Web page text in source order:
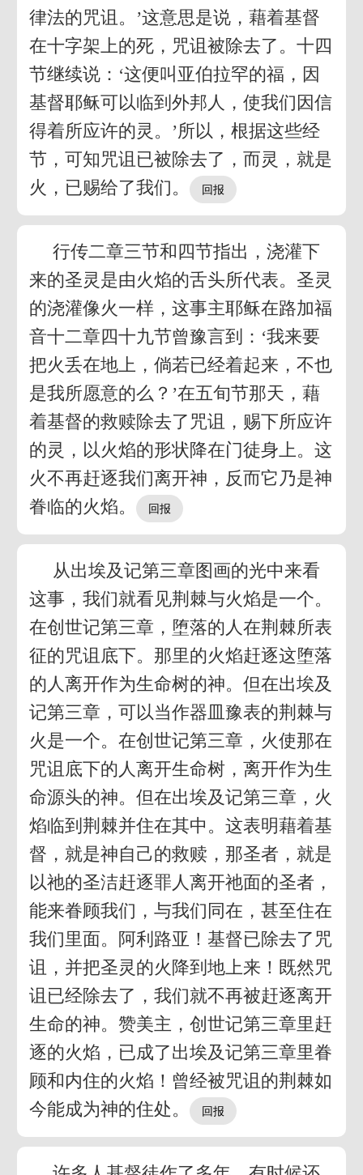
律法的咒诅。’这意思是说，藉着基督
在十字架上的死，咒诅被除去了。十四
节继续说：‘这便叫亚伯拉罕的福，因
基督耶稣可以临到外邦人，使我们因信
得着所应许的灵。’所以，根据这些经
节，可知咒诅已被除去了，而灵，就是
火，已赐给了我们。
行传二章三节和四节指出，浇灌下
来的圣灵是由火焰的舌头所代表。圣灵
的浇灌像火一样，这事主耶稣在路加福
音十二章四十九节曾豫言到：‘我来要
把火丢在地上，倘若已经着起来，不也
是我所愿意的么？’在五旬节那天，藉
着基督的救赎除去了咒诅，赐下所应许
的灵，以火焰的形状降在门徒身上。这
火不再赶逐我们离开神，反而它乃是神
眷临的火焰。
从出埃及记第三章图画的光中来看
这事，我们就看见荆棘与火焰是一个。
在创世记第三章，堕落的人在荆棘所表
征的咒诅底下。那里的火焰赶逐这堕落
的人离开作为生命树的神。但在出埃及
记第三章，可以当作器皿豫表的荆棘与
火是一个。在创世记第三章，火使那在
咒诅底下的人离开生命树，离开作为生
命源头的神。但在出埃及记第三章，火
焰临到荆棘并住在其中。这表明藉着基
督，就是神自己的救赎，那圣者，就是
以祂的圣洁赶逐罪人离开祂面的圣者，
能来眷顾我们，与我们同在，甚至住在
我们里面。阿利路亚！基督已除去了咒
诅，并把圣灵的火降到地上来！既然咒
诅已经除去了，我们就不再被赶逐离开
生命的神。赞美主，创世记第三章里赶
逐的火焰，已成了出埃及记第三章里眷
顾和内住的火焰！曾经被咒诅的荆棘如
今能成为神的住处。